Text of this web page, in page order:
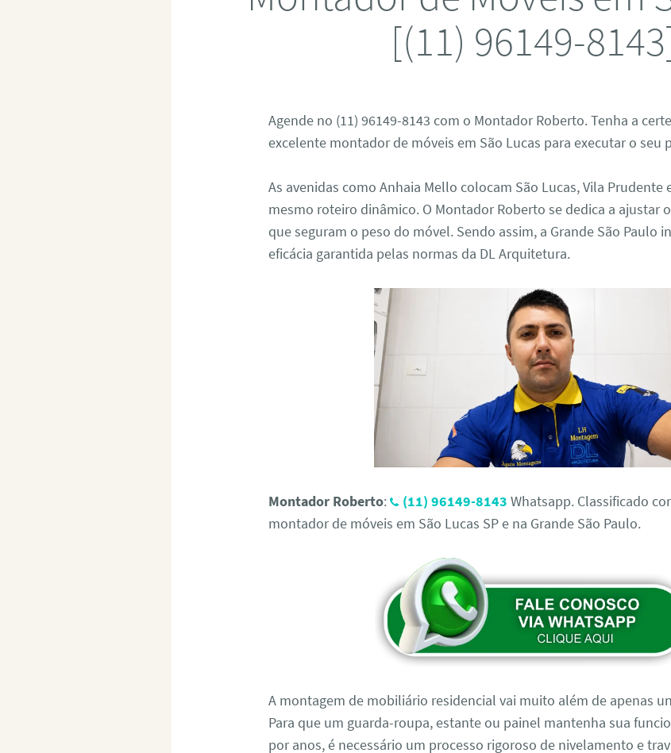
[(11) 96149-
Agende no (11) 96149-8143 com o Montador Roberto. Tenha a
excelente montador de móveis em São Lucas para executar o seu
As avenidas como Anhaia Mello colocam São Lucas, Vila Prudente
mesmo roteiro dinâmico. O Montador Roberto se dedica a ajustar
que seguram o peso do móvel. Sendo assim, a Grande São Paulo
eficácia garantida pelas normas da DL Arquitetura.
Montador Roberto: (11) 96149-8143 Whatsapp. Classificado
montador de móveis em São Lucas SP e na Grande São Paulo.
A montagem de mobiliário residencial vai muito além de apenas
Para que um guarda-roupa, estante ou painel mantenha sua
por anos, é necessário um processo rigoroso de nivelamento e